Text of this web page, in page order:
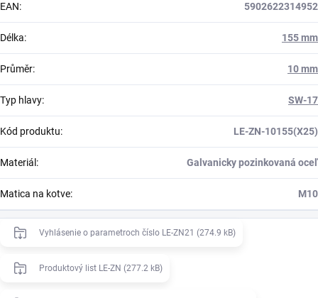
EAN: 5902622314952
Délka: 155 mm
Průměr: 10 mm
Typ hlavy: SW-17
Kód produktu: LE-ZN-10155(X25)
Materiál : Galvanicky pozinkovaná oceľ
Matica na kotve: M10
Vyhlásenie o parametroch číslo LE-ZN21 (274.9 kB)
Produktový list LE-ZN (277.2 kB)